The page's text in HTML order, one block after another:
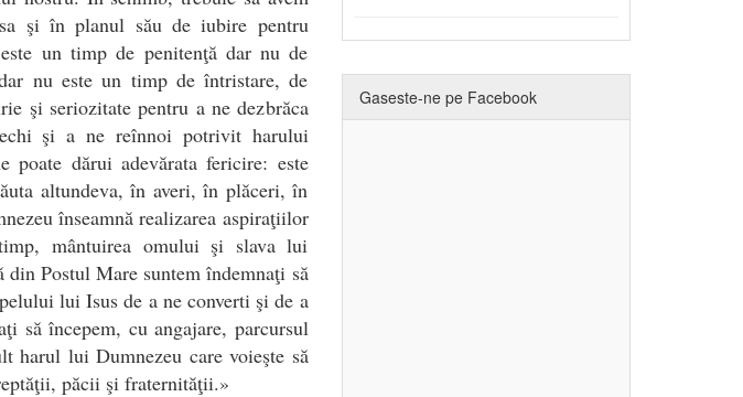
şi în planul său de iubire pentru
un timp de penitenţă dar nu de
nu este un timp de întristare, de
şi seriozitate pentru a ne dezbrăca
şi a ne reînnoi potrivit harului
poate dărui adevărata fericire: este
altundeva, în averi, în plăceri, în
înseamnă realizarea aspiraţiilor
mântuirea omului şi slava lui
Postul Mare suntem îndemnaţi să
lui Isus de a ne converti şi de a
să începem, cu angajare, parcursul
harul lui Dumnezeu care voieşte să
păcii şi fraternităţii.»
Gaseste-ne pe Facebook